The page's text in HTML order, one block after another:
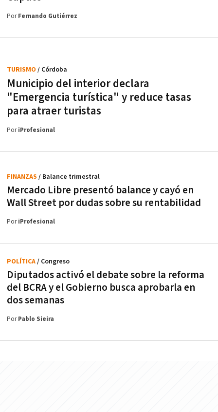
PorFernando Gutiérrez
Municipio del interior declara
"Emergencia turística" y reduce tasas
para atraer turistas
TURISMO / Córdoba
PoriProfesional
Mercado Libre presentó balance y cayó en
Wall Street por dudas sobre su rentabilidad
FINANZAS / Balance trimestral
PoriProfesional
Diputados activó el debate sobre la reforma
del BCRA y el Gobierno busca aprobarla en
dos semanas
POLÍTICA/ Congreso
PorPablo Sieira